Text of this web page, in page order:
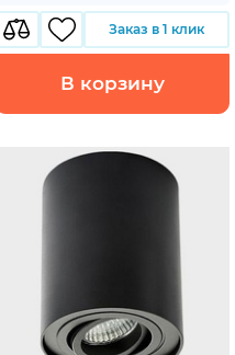
Заказ в 1 клик
В корзину